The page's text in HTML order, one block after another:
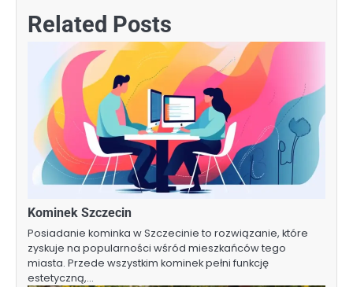
Related Posts
Kominek Szczecin
Posiadanie kominka w Szczecinie to rozwiązanie, które
zyskuje na popularności wśród mieszkańców tego
miasta. Przede wszystkim kominek pełni funkcję
estetyczną,…